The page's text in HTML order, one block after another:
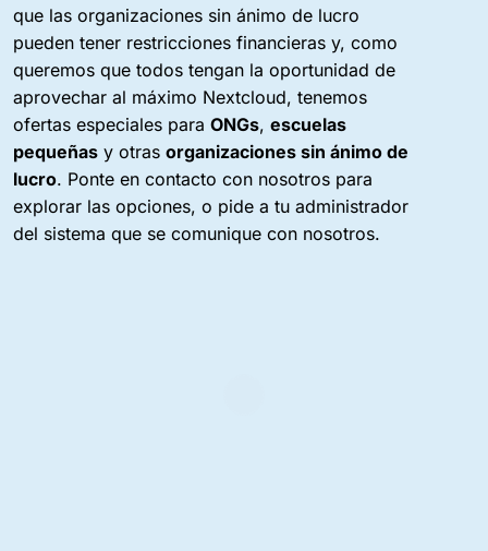
que las organizaciones sin ánimo de lucro
pueden tener restricciones financieras y, como
queremos que todos tengan la oportunidad de
aprovechar al máximo Nextcloud, tenemos
ofertas especiales para ONGs, escuelas
pequeñas y otras organizaciones sin ánimo de
lucro. Ponte en contacto con nosotros para
explorar las opciones, o pide a tu administrador
del sistema que se comunique con nosotros.